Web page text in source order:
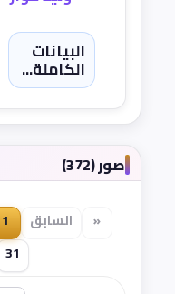
البيانات
الكاملة...
صور (372)
« السابق 1
31